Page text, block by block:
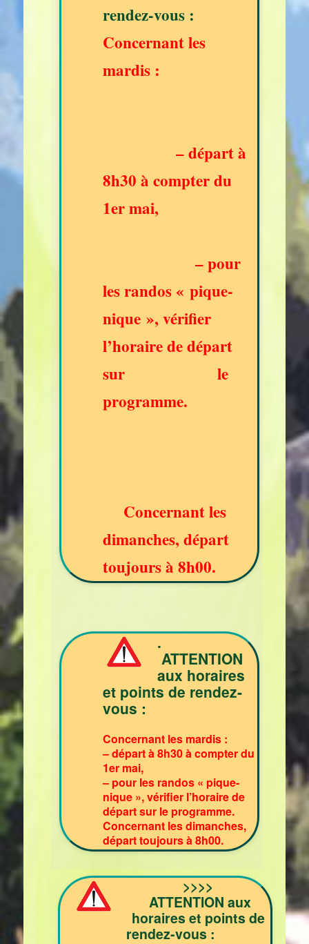
rendez-vous :
Concernant les
mardis :
– départ à
8h30 à compter du
1er mai,
– pour
les randos « pique-
nique », vérifier
l’horaire de départ
sur le
programme.
Concernant les
dimanches, départ
toujours à 8h00.
.
ATTENTION
aux horaires
et points de rendez-
vous :
Concernant les mardis :
– départ à 8h30 à compter du
1er mai,
– pour les randos « pique-
nique », vérifier l’horaire de
départ sur le programme.
Concernant les dimanches,
départ toujours à 8h00.
>>>>
ATTENTION aux
horaires et points de
rendez-vous :